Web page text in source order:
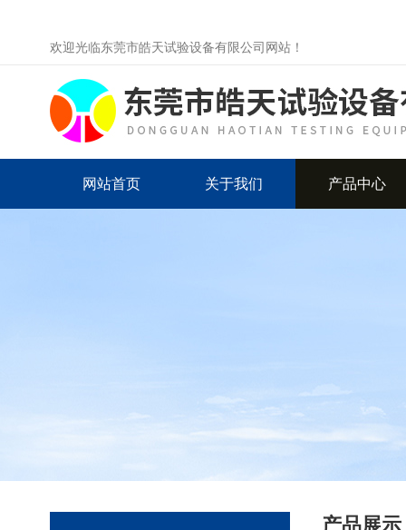
欢迎光临东莞市皓天试验设备有限公司网站！
网站首页 关于我们 产品中心
产品展示